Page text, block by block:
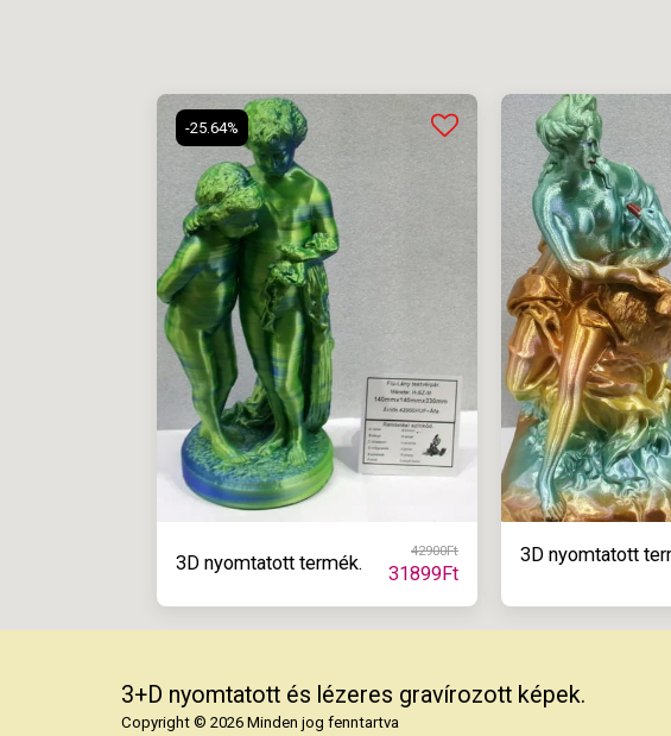
-25.64%
3D nyomtatott termék.
42900Ft
31899Ft
3D nyomtatott
3+D nyomtatott és lézeres gravírozott képek.
Copyright © 2026 Minden jog fenntartva